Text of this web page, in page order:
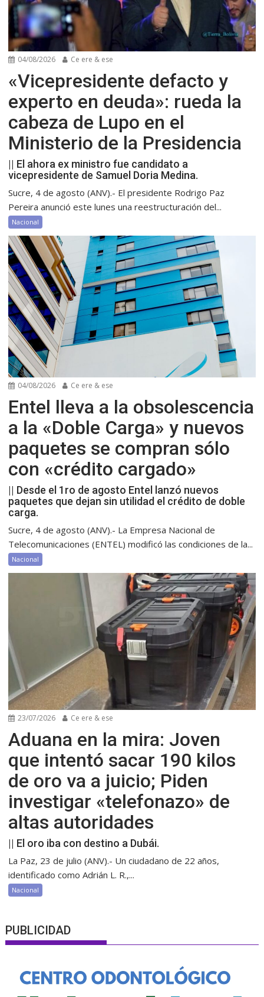
04/08/2026 Ce ere & ese
«Vicepresidente defacto y
experto en deuda»: rueda la
cabeza de Lupo en el
Ministerio de la Presidencia
|| El ahora ex ministro fue candidato a
vicepresidente de Samuel Doria Medina.
Sucre, 4 de agosto (ANV).- El presidente Rodrigo Paz
Pereira anunció este lunes una reestructuración del...
Nacional
04/08/2026 Ce ere & ese
Entel lleva a la obsolescencia
a la «Doble Carga» y nuevos
paquetes se compran sólo
con «crédito cargado»
|| Desde el 1ro de agosto Entel lanzó nuevos
paquetes que dejan sin utilidad el crédito de doble
carga.
Sucre, 4 de agosto (ANV).- La Empresa Nacional de
Telecomunicaciones (ENTEL) modificó las condiciones de la...
Nacional
23/07/2026 Ce ere & ese
Aduana en la mira: Joven
que intentó sacar 190 kilos
de oro va a juicio; Piden
investigar «telefonazo» de
altas autoridades
|| El oro iba con destino a Dubái.
La Paz, 23 de julio (ANV).- Un ciudadano de 22 años,
identificado como Adrián L. R.,...
Nacional
PUBLICIDAD